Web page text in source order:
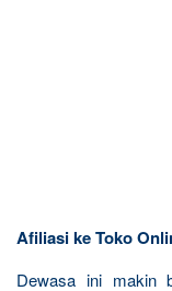
Afiliasi ke Toko
Dewasa ini makin